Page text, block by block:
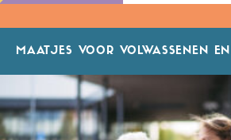
MAATJES VOOR VOLWASSENEN